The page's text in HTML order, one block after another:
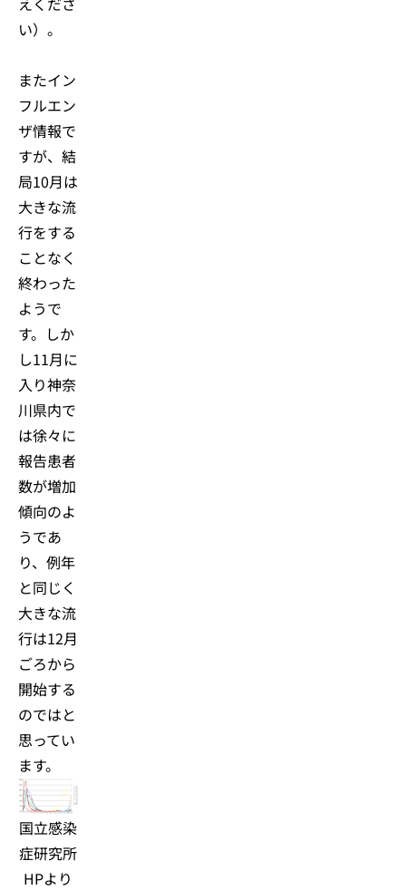
い）。
またイン
フルエン
ザ情報で
すが、結
局10月は
大きな流
行をする
ことなく
終わった
ようで
す。しか
し11月に
入り神奈
川県内で
は徐々に
報告患者
数が増加
傾向のよ
うであ
り、例年
と同じく
大きな流
行は12月
ごろから
開始する
のではと
思ってい
ます。
国立感染
症研究所
HPより